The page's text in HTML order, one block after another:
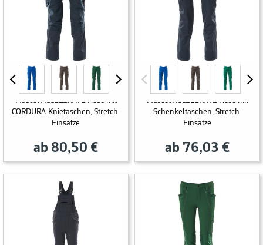
Mascot ACCELERATE Hose mit
CORDURA-Knietaschen, Stretch-
Einsätze
ab 80,50 €
Mascot ACCELERATE Hose mit
Schenkeltaschen, Stretch-
Einsätze
ab 76,03 €